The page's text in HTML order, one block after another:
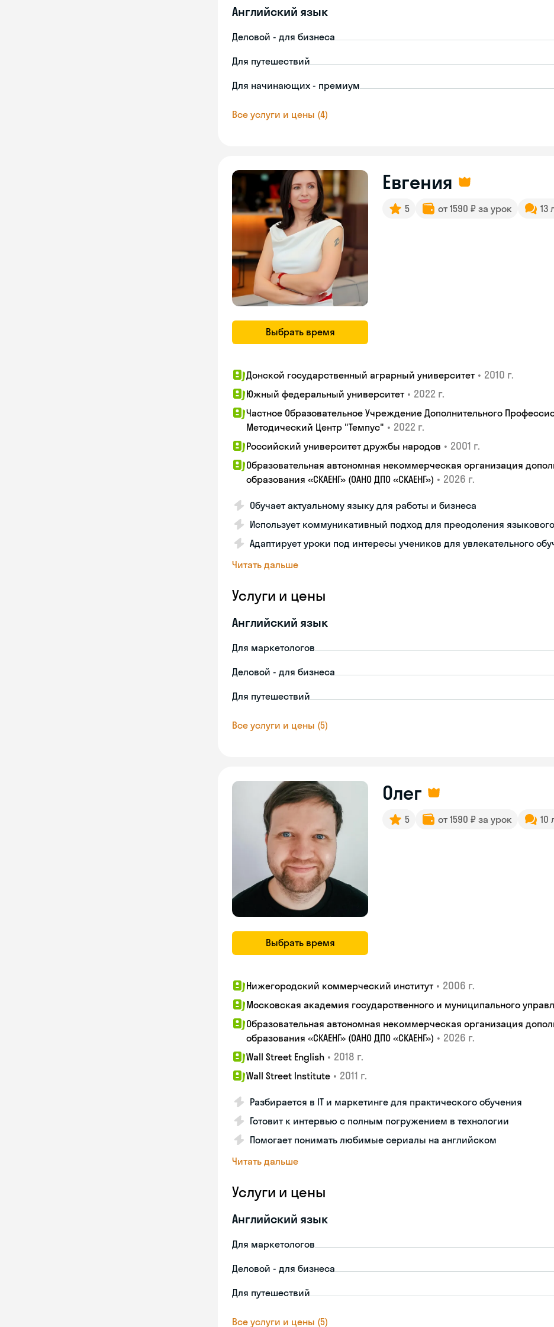
Английский язык
Деловой - для бизнеса
Для путешествий
Для начинающих - премиум
Все услуги и цены (4)
Выбрать время
Евгения
5 от 1590 ₽ за урок 13
Донской государственный аграрный университет • 2010 г.
Южный федеральный университет • 2022 г.
Частное Образовательное Учреждение Дополнительного
Методический Центр "Темпус" • 2022 г.
Российский университет дружбы народов • 2001 г.
Образовательная автономная некоммерческая организация
образования «СКАЕНГ» (ОАНО ДПО «СКАЕНГ») • 2026 г.
Обучает актуальному языку для работы и бизнеса
Использует коммуникативный подход для преодоления
Адаптирует уроки под интересы учеников для увлекательного
Читать дальше
Услуги и цены
Английский язык
Для маркетологов
Деловой - для бизнеса
Для путешествий
Все услуги и цены (5)
Выбрать время
Олег
5 от 1590 ₽ за урок 10
Нижегородский коммерческий институт • 2006 г.
Московская академия государственного и муниципального
Образовательная автономная некоммерческая организация
образования «СКАЕНГ» (ОАНО ДПО «СКАЕНГ») • 2026 г.
Wall Street English • 2018 г.
Wall Street Institute • 2011 г.
Разбирается в IT и маркетинге для практического обучения
Готовит к интервью с полным погружением в технологии
Помогает понимать любимые сериалы на английском
Читать дальше
Услуги и цены
Английский язык
Для маркетологов
Деловой - для бизнеса
Для путешествий
Все услуги и цены (5)